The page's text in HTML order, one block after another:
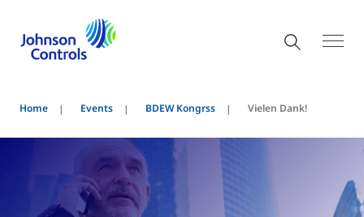
Home Events BDEW Kongrss Vielen Dank!